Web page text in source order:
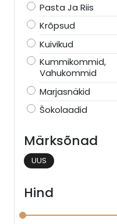
Pasta Ja Riis
Krõpsud
Kuivikud
Kummikommid,
Vahukommid
Marjasnäkid
Šokolaadid
Märksõnad
UUS
Hind